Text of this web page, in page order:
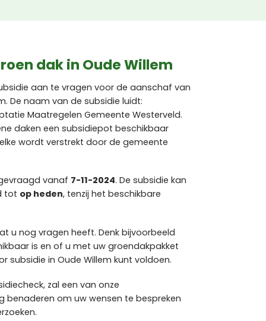
dak in Oude Willem
aan te vragen voor de aanschaf van
De naam van de subsidie luidt:
Maatregelen Gemeente Westerveld.
daken een subsidiepot beschikbaar
wordt verstrekt door de gemeente
vanaf 7-11-2024. De subsidie kan
tot op heden, tenzij het beschikbare
u nog vragen heeft. Denk bijvoorbeeld
is en of u met uw groendakpakket
subsidie in Oude Willem kunt voldoen.
zal een van onze
benaderen om uw wensen te bespreken